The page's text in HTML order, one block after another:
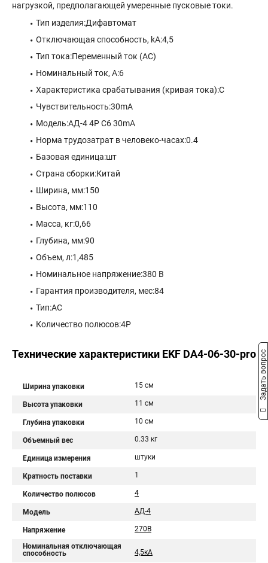
нагрузкой, предполагающей умеренные пусковые токи.
Тип изделия:Дифавтомат
Отключающая способность, kA:4,5
Тип тока:Переменный ток (АС)
Номинальный ток, А:6
Характеристика срабатывания (кривая тока):C
Чувствительность:30mA
Модель:АД-4 4P C6 30mA
Норма трудозатрат в человеко-часах:0.4
Базовая единица:шт
Страна сборки:Китай
Ширина, мм:150
Высота, мм:110
Масса, кг:0,66
Глубина, мм:90
Объем, л:1,485
Номинальное напряжение:380 В
Гарантия производителя, мес:84
Тип:AC
Количество полюсов:4P
Технические характеристики EKF DA4-06-30-pro
Ширина упаковки 15 см
Высота упаковки 11 см
Глубина упаковки 10 см
Объемный вес 0.33 кг
Единица измерения штуки
Кратность поставки 1
Количество полюсов 4
Модель АД-4
Напряжение 270В
Номинальная отключающая
способность
4,5кА
Задать вопрос